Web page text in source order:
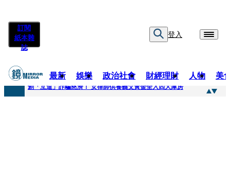
訂閱
紙本雜
誌
登入
最新 娛樂 政治社會 財經理財 人物 美
快訊
創「互道」詐騙慈濟！ 女律師供養義父黃金全入四大庫房